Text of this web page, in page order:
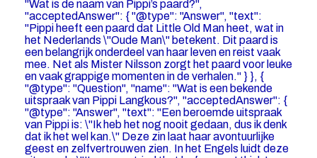
"Wat is de naam van Pippi’s paard?",
"acceptedAnswer": { "@type": "Answer", "text":
"Pippi heeft een paard dat Little Old Man heet, wat in
het Nederlands \"Oude Man\" betekent. Dit paard is
een belangrijk onderdeel van haar leven en reist vaak
mee. Net als Mister Nilsson zorgt het paard voor leuke
en vaak grappige momenten in de verhalen." } }, {
"@type": "Question", "name": "Wat is een bekende
uitspraak van Pippi Langkous?", "acceptedAnswer": {
"@type": "Answer", "text": "Een beroemde uitspraak
van Pippi is: \"Ik heb het nog nooit gedaan, dus ik denk
dat ik het wel kan.\" Deze zin laat haar avontuurlijke
geest en zelfvertrouwen zien. In het Engels luidt deze